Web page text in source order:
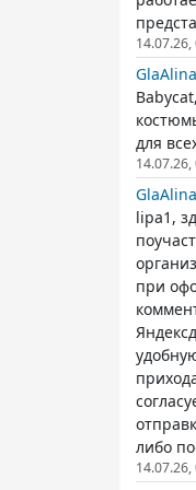
14.07.26,
GlaAlina
для
14.07.26,
GlaAlina
lipa1,
при
либо
14.07.26,